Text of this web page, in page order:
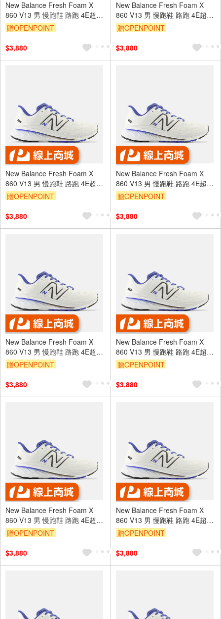
New Balance Fresh Foam X
860 V13 男 慢跑鞋 路跑 4E超寬
楦 白藍 [M860F13]
贈OPENPOINT
$3,880
New Balance Fresh Foam X
860 V13 男 慢跑鞋 路跑 4E超寬
楦 白藍 [M860F13]
贈OPENPOINT
$3,880
New Balance Fresh Foam X
860 V13 男 慢跑鞋 路跑 4E超寬
楦 白藍 [M860F13]
贈OPENPOINT
$3,880
New Balance Fresh Foam X
860 V13 男 慢跑鞋 路跑 4E超寬
楦 白藍 [M860F13]
贈OPENPOINT
$3,880
New Balance Fresh Foam X
860 V13 男 慢跑鞋 路跑 4E超寬
楦 白藍 [M860F13]
贈OPENPOINT
$3,880
New Balance Fresh Foam X
860 V13 男 慢跑鞋 路跑 4E超寬
楦 白藍 [M860F13]
贈OPENPOINT
$3,880
New Balance Fresh Foam X
860 V13 男 慢跑鞋 路跑 4E超寬
楦 白藍 [M860F13]
贈OPENPOINT
$3,880
New Balance Fresh Foam X
860 V13 男 慢跑鞋 路跑 4E超寬
楦 白藍 [M860F13]
贈OPENPOINT
$3,880